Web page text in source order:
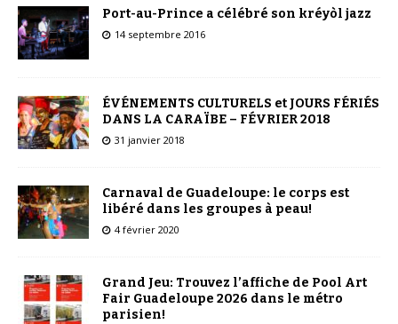
Port-au-Prince a célébré son kréyòl jazz
14 septembre 2016
ÉVÉNEMENTS CULTURELS et JOURS FÉRIÉS
DANS LA CARAÏBE – FÉVRIER 2018
31 janvier 2018
Carnaval de Guadeloupe: le corps est
libéré dans les groupes à peau!
4 février 2020
Grand Jeu: Trouvez l’affiche de Pool Art
Fair Guadeloupe 2026 dans le métro
parisien!